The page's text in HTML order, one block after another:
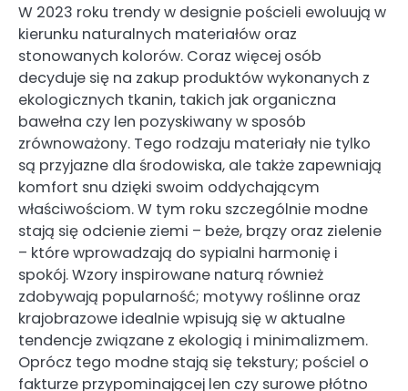
W 2023 roku trendy w designie pościeli ewoluują w
kierunku naturalnych materiałów oraz
stonowanych kolorów. Coraz więcej osób
decyduje się na zakup produktów wykonanych z
ekologicznych tkanin, takich jak organiczna
bawełna czy len pozyskiwany w sposób
zrównoważony. Tego rodzaju materiały nie tylko
są przyjazne dla środowiska, ale także zapewniają
komfort snu dzięki swoim oddychającym
właściwościom. W tym roku szczególnie modne
stają się odcienie ziemi – beże, brązy oraz zielenie
– które wprowadzają do sypialni harmonię i
spokój. Wzory inspirowane naturą również
zdobywają popularność; motywy roślinne oraz
krajobrazowe idealnie wpisują się w aktualne
tendencje związane z ekologią i minimalizmem.
Oprócz tego modne stają się tekstury; pościel o
fakturze przypominającej len czy surowe płótno